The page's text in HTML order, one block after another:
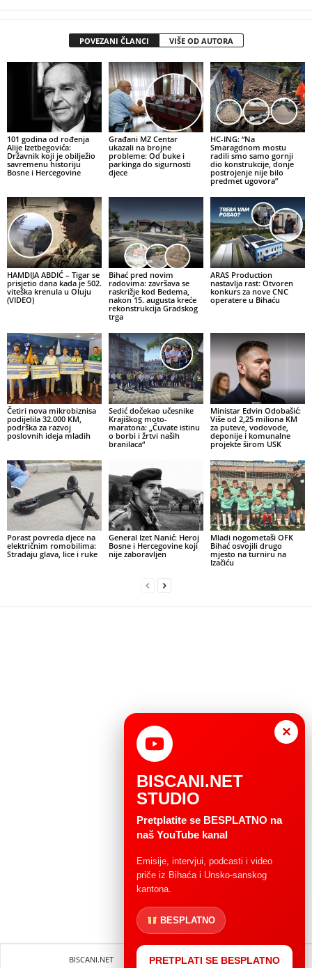
POVEZANI ČLANCI VIŠE OD AUTORA
101 godina od rođenja
Alije Izetbegovića:
Državnik koji je obilježio
savremenu historiju
Bosne i Hercegovine
Građani MZ Centar
ukazali na brojne
probleme: Od buke i
parkinga do sigurnosti
djece
HC-ING: “Na
Smaragdnom mostu
radili smo samo gornji
dio konstrukcije, donje
postrojenje nije bilo
predmet ugovora”
HAMDIJA ABDIĆ – Tigar se
prisjetio dana kada je 502.
viteška krenula u Oluju
(VIDEO)
Bihać pred novim
radovima: završava se
raskrižje kod Bedema,
nakon 15. augusta kreće
rekonstrukcija Gradskog
trga
ARAS Production
nastavlja rast: Otvoren
konkurs za nove CNC
operatere u Bihaću
Četiri nova mikrobiznisa
podijelila 32.000 KM,
podrška za razvoj
poslovnih ideja mladih
Sedić dočekao učesnike
Krajiškog moto-
maratona: „Čuvate istinu
o borbi i žrtvi naših
branilaca“
Ministar Edvin Odobašić:
Više od 2,25 miliona KM
za puteve, vodovode,
deponije i komunalne
projekte širom USK
Porast povreda djece na
električnim romobilima:
Stradaju glava, lice i ruke
General Izet Nanić: Heroj
Bosne i Hercegovine koji
nije zaboravljen
Mladi nogometaši OFK
Bihać osvojili drugo
mjesto na turniru na
Izačiću
BISCANI.NET Impressum Uvjeti korištenja
×
BISCANI.NET
STUDIO
Pretplatite se BESPLATNO na
naš YouTube kanal
Emisije, intervjui, podcasti i video
priče iz Bihaća i Unsko-sanskog
kantona.
BESPLATNO
PRETPLATI SE BESPLATNO